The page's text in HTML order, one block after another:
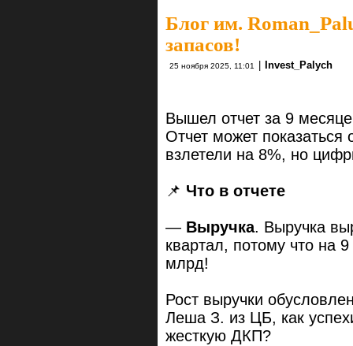
Блог им.
запасов!
25 ноября 2025, 11:01 Invest_Palych
Вышел отчет за 9
Отчет может показаться
взлетели на 8%, но
📌 Что в отчете
— Выручка. Выручка
квартал, потому что на
млрд!
Рост выручки
Леша З. из ЦБ, как
жесткую ДКП?